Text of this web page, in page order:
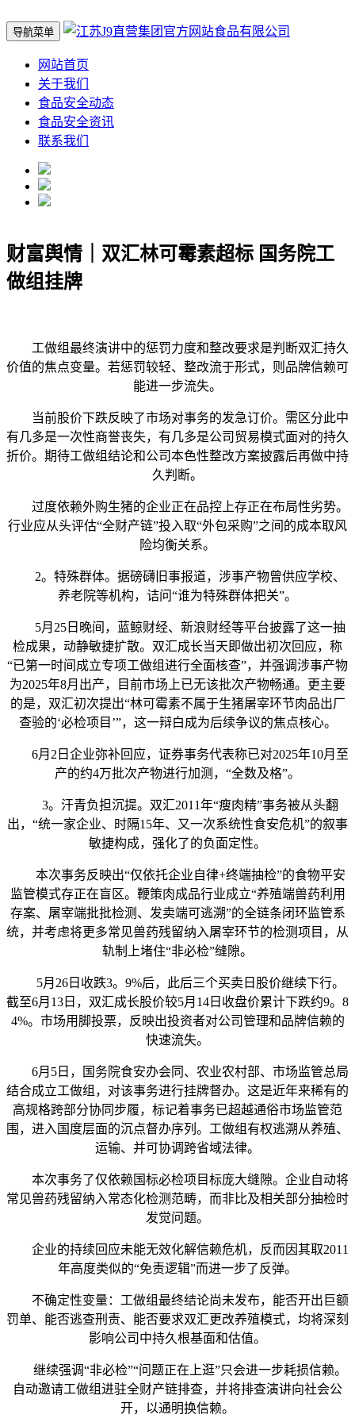
导航菜单
网站首页
关于我们
食品安全动态
食品安全资讯
联系我们
财富舆情｜双汇林可霉素超标 国务院工
做组挂牌
工做组最终演讲中的惩罚力度和整改要求是判断双汇持久
价值的焦点变量。若惩罚较轻、整改流于形式，则品牌信赖可
能进一步流失。
当前股价下跌反映了市场对事务的发急订价。需区分此中
有几多是一次性商誉丧失，有几多是公司贸易模式面对的持久
折价。期待工做组结论和公司本色性整改方案披露后再做中持
久判断。
过度依赖外购生猪的企业正在品控上存正在布局性劣势。
行业应从头评估“全财产链”投入取“外包采购”之间的成本取风
险均衡关系。
2。特殊群体。据磅礴旧事报道，涉事产物曾供应学校、
养老院等机构，诘问“谁为特殊群体把关”。
5月25日晚间，蓝鲸财经、新浪财经等平台披露了这一抽
检成果，动静敏捷扩散。双汇成长当天即做出初次回应，称
“已第一时间成立专项工做组进行全面核查”，并强调涉事产物
为2025年8月出产，目前市场上已无该批次产物畅通。更主要
的是，双汇初次提出“林可霉素不属于生猪屠宰环节肉品出厂
查验的‘必检项目’”，这一辩白成为后续争议的焦点核心。
6月2日企业弥补回应，证券事务代表称已对2025年10月至
产的约4万批次产物进行加测，“全数及格”。
3。汗青负担沉提。双汇2011年“瘦肉精”事务被从头翻
出，“统一家企业、时隔15年、又一次系统性食安危机”的叙事
敏捷构成，强化了的负面定性。
本次事务反映出“仅依托企业自律+终端抽检”的食物平安
监管模式存正在盲区。鞭策肉成品行业成立“养殖端兽药利用
存案、屠宰端批批检测、发卖端可逃溯”的全链条闭环监管系
统，并考虑将更多常见兽药残留纳入屠宰环节的检测项目，从
轨制上堵住“非必检”缝隙。
5月26日收跌3。9%后，此后三个买卖日股价继续下行。
截至6月13日，双汇成长股价较5月14日收盘价累计下跌约9。8
4%。市场用脚投票，反映出投资者对公司管理和品牌信赖的
快速流失。
6月5日，国务院食安办会同、农业农村部、市场监管总局
结合成立工做组，对该事务进行挂牌督办。这是近年来稀有的
高规格跨部分协同步履，标记着事务已超越通俗市场监管范
围，进入国度层面的沉点督办序列。工做组有权逃溯从养殖、
运输、并可协调跨省域法律。
本次事务了仅依赖国标必检项目标庞大缝隙。企业自动将
常见兽药残留纳入常态化检测范畴，而非比及相关部分抽检时
发觉问题。
企业的持续回应未能无效化解信赖危机，反而因其取2011
年高度类似的“免责逻辑”而进一步了反弹。
不确定性变量：工做组最终结论尚未发布，能否开出巨额
罚单、能否逃查刑责、能否要求双汇更改养殖模式，均将深刻
影响公司中持久根基面和估值。
继续强调“非必检”“问题正在上逛”只会进一步耗损信赖。
自动邀请工做组进驻全财产链排查，并将排查演讲向社会公
开，以通明换信赖。